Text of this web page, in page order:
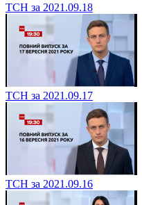
ТСН за 2021.09.18
ТСН за 2021.09.17
ТСН за 2021.09.16